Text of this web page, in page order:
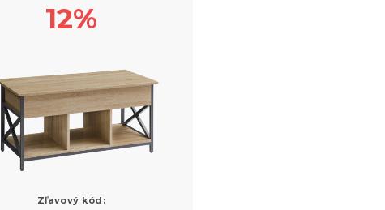
12%
Zľavový kód: